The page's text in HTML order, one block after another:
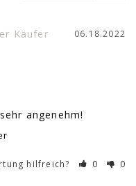
06.18.2022
angenehm!
hilfreich? 0 0